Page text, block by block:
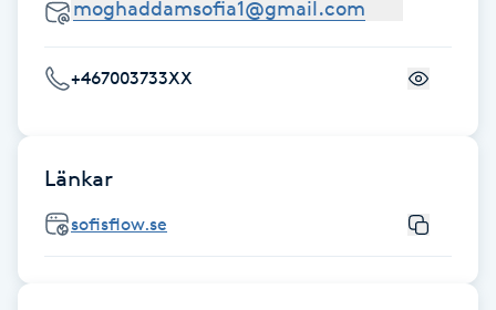
Fransk manikyr
Frekvensterapi
Friskvård
Friskvårdsmassage
+467003733XX
Länkar
sofisflow.se